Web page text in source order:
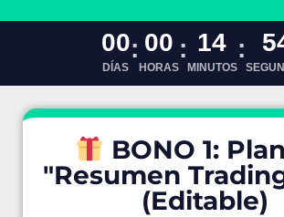
00
DÍAS
: 00
HORAS
: 14
MINUTOS
:
BONO 1:
"Resumen
(Editable)